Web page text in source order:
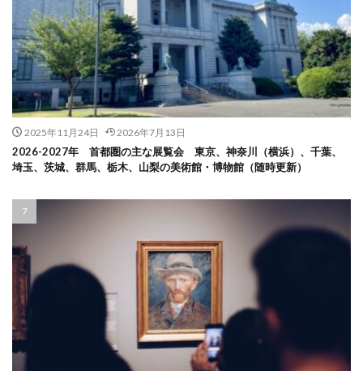
2025年11月24日 2026年7月13日
2026-2027年 首都圏の主な展覧会 東京、神奈川（横浜）、千葉、
埼玉、茨城、群馬、栃木、山梨の美術館・博物館（随時更新）